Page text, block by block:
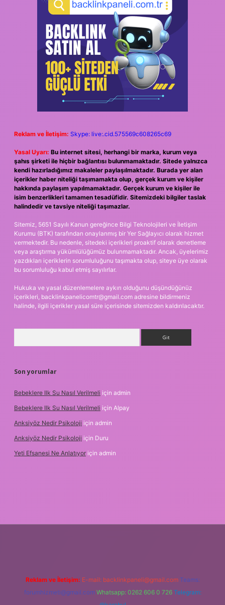
Reklam ve İletişim: Skype: live:.cid.575569c608265c69
Yasal Uyarı: Bu internet sitesi, herhangi bir marka, kurum veya
şahıs şirketi ile hiçbir bağlantısı bulunmamaktadır. Sitede yalnızca
kendi hazırladığımız makaleler paylaşılmaktadır. Burada yer alan
içerikler haber niteliği taşımamakta olup, gerçek kurum ve kişiler
hakkında paylaşım yapılmamaktadır. Gerçek kurum ve kişiler ile
isim benzerlikleri tamamen tesadüfidir. Sitemizdeki bilgiler taslak
halindedir ve tavsiye niteliği taşımazlar.
Sitemiz, 5651 Sayılı Kanun gereğince Bilgi Teknolojileri ve İletişim
Kurumu (BTK) tarafından onaylanmış bir Yer Sağlayıcı olarak hizmet
vermektedir. Bu nedenle, sitedeki içerikleri proaktif olarak denetleme
veya araştırma yükümlülüğümüz bulunmamaktadır. Ancak, üyelerimiz
yazdıkları içeriklerin sorumluluğunu taşımakta olup, siteye üye olarak
bu sorumluluğu kabul etmiş sayılırlar.
Hukuka ve yasal düzenlemelere aykırı olduğunu düşündüğünüz
içerikleri, backlinkpanelicomtr@gmail.com adresine bildirmeniz
halinde, ilgili içerikler yasal süre içerisinde sitemizden kaldırılacaktır.
Son yorumlar
Bebeklere Ilk Su Nasıl Verilmeli için admin
Bebeklere Ilk Su Nasıl Verilmeli için Alpay
Anksiyöz Nedir Psikoloji için admin
Anksiyöz Nedir Psikoloji için Duru
Yeti Efsanesi Ne Anlatıyor için admin
Reklam ve İletişim: E-mail: backlinkpaneli@gmail.com Teams:
forumhizmeti@gmail.com Whatsapp: 0262 606 0 726 Telegram: